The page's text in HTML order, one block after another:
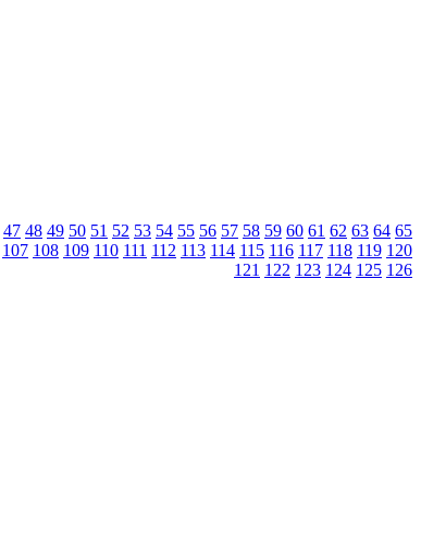
47 48 49 50 51 52 53 54 55 56 57 58 59 60 61 62 63 64 65
107 108 109 110 111 112 113 114 115 116 117 118 119 120
121 122 123 124 125 126